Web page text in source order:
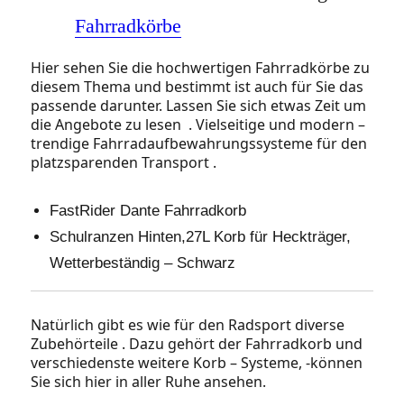
Fahrradkörbe
Hier sehen Sie die hochwertigen Fahrradkörbe zu
diesem Thema und bestimmt ist auch für Sie das
passende darunter. Lassen Sie sich etwas Zeit um
die Angebote zu lesen . Vielseitige und modern –
trendige Fahrradaufbewahrungssysteme für den
platzsparenden Transport .
FastRider Dante Fahrradkorb
Schulranzen Hinten,27L Korb für Heckträger,
Wetterbeständig – Schwarz
Natürlich gibt es wie für den Radsport diverse
Zubehörteile . Dazu gehört der Fahrradkorb und
verschiedenste weitere Korb – Systeme, -können
Sie sich hier in aller Ruhe ansehen.